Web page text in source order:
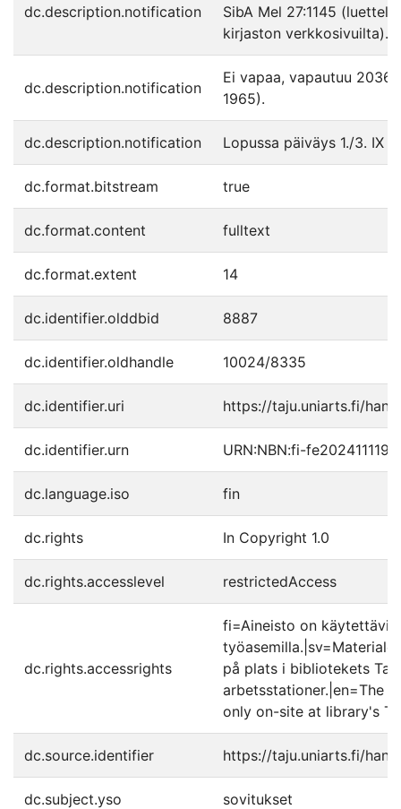
dc.description.notification
SibA Mel 27:1145
kirjaston verkkosivuilta).
dc.description.notification
Ei vapaa, vapautuu 2036.
1965).
dc.description.notification Lopussa päiväys 1./3. IX
dc.format.bitstream true
dc.format.content fulltext
dc.format.extent 14
dc.identifier.olddbid 8887
dc.identifier.oldhandle 10024/8335
dc.identifier.uri https://taju.uniarts.fi/
dc.identifier.urn URN:NBN:fi-
dc.language.iso fin
dc.rights In Copyright 1.0
dc.rights.accesslevel restrictedAccess
dc.rights.accessrights
fi=Aineisto on
på plats i bibliotekets
arbetsstationer.|en=The
only on-site at library's
dc.source.identifier https://taju.uniarts.fi/
dc.subject.yso sovitukset